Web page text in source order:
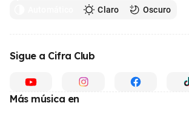
Claro Oscuro
Sigue a Cifra Club
Más música en